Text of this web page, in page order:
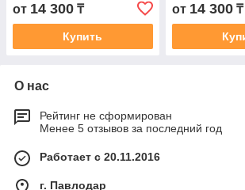
от 14 300 ₸
Купить
от 14 300₸
О нас
Рейтинг не сформирован
Менее 5 отзывов за последний год
Работает с 20.11.2016
г. Павлодар